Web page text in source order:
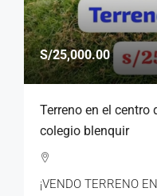
S/25,000.00
Terreno en el centro
colegio blenquir
¡VENDO TERRENO